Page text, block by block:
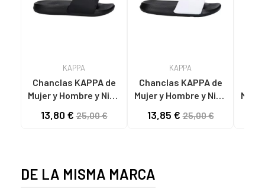
KAPPA
Chanclas KAPPA de
Mujer y Hombre y Niña
STEEVE A0B - BLACK-
13,80 €25,00 €
KAPPA
Chanclas KAPPA de
Mujer y Hombre y Niña
STEEVE A0J - WHITE-
13,85 €25,00 €
DE LA MISMA MARCA